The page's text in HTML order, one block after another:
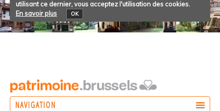
utilisant ce dernier, vous acceptez l'utilisation des cookies.
En savoir plus
OK
NAVIGATION